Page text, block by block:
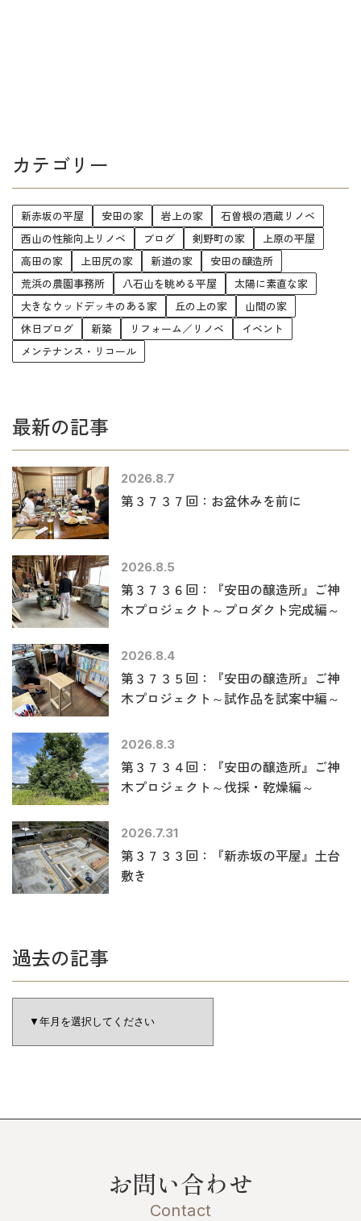
カテゴリー
新赤坂の平屋 安田の家 岩上の家
石曽根の酒蔵リノベ
西山の性能向上リノベ
ブログ 剣野町の家
上原の平屋
高田の家
上田尻の家 新道の家
安田の醸造所
荒浜の農園事務所
八石山を眺める平屋
太陽に素直な家
大きなウッドデッキのある家
丘の上の家
山間の家
休日ブログ
新築 リフォーム／リノベ
イベント
メンテナンス・リコール
最新の記事
2026.8.7
第３７３７回：お盆休みを前に
2026.8.5
第３７３６回：『安田の醸造所』ご神
木プロジェクト～プロダクト完成編～
2026.8.4
第３７３５回：『安田の醸造所』ご神
木プロジェクト～試作品を試案中編～
2026.8.3
第３７３４回：『安田の醸造所』ご神
木プロジェクト～伐採・乾燥編～
2026.7.31
第３７３３回：『新赤坂の平屋』土台
敷き
過去の記事
お問い合わせ
Contact